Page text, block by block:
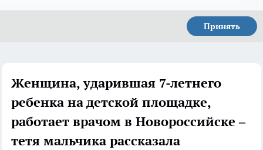
Принять
Женщина, ударившая 7-летнего
ребенка на детской площадке,
работает врачом в Новороссийске –
тетя мальчика рассказала